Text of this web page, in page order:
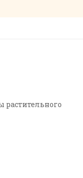
растительного